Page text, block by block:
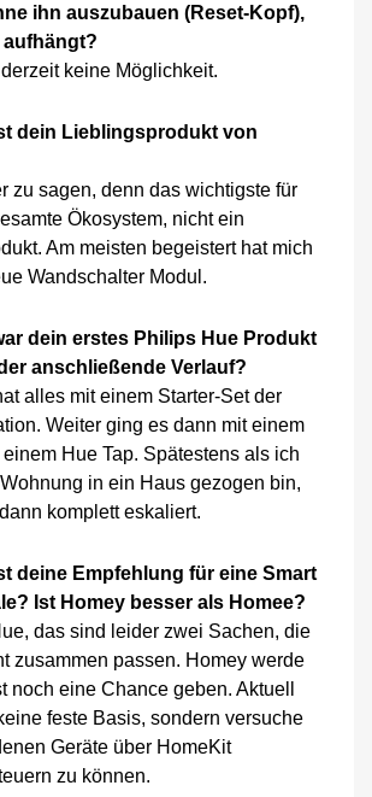
ihn auszubauen (Reset-Kopf),
keine Möglichkeit.
dein Lieblingsprodukt von
zu sagen, denn das wichtigste für
Ökosystem, nicht ein
Am meisten begeistert hat mich
Wandschalter Modul.
dein erstes Philips Hue Produkt
anschließende Verlauf?
alles mit einem Starter-Set der
Weiter ging es dann mit einem
Hue Tap. Spätestens als ich
in ein Haus gezogen bin,
komplett eskaliert.
deine Empfehlung für eine Smart
Ist Homey besser als Homee?
das sind leider zwei Sachen, die
zusammen passen. Homey werde
noch eine Chance geben. Aktuell
feste Basis, sondern versuche
Geräte über HomeKit
zu können.